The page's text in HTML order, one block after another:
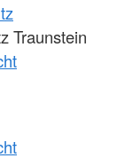
Traunstein